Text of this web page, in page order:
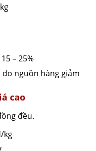
– 25%
do nguồn hàng giảm
cao
đều.
kg